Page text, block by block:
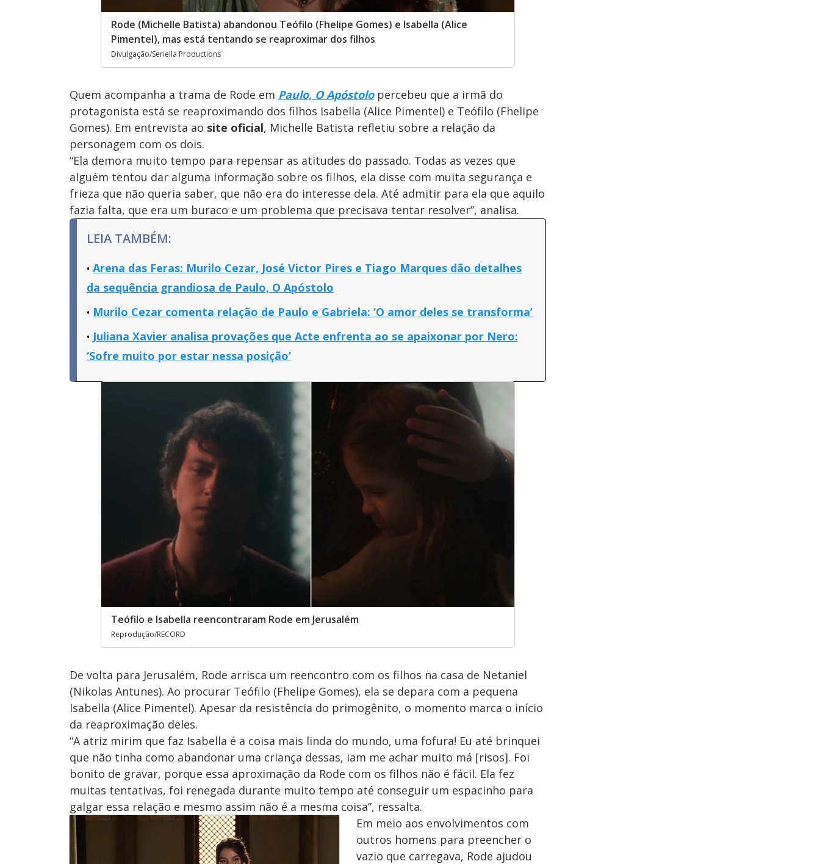
Rode (Michelle Batista) abandonou Teófilo (Fhelipe Gomes) e Isabella (Alice
Pimentel), mas está tentando se reaproximar dos filhos
Divulgação/Seriella Productions
Quem acompanha a trama de Rode em Paulo, O Apóstolopercebeu que a irmã do
protagonista está se reaproximando dos filhos Isabella (Alice Pimentel) e Teófilo (Fhelipe
Gomes). Em entrevista ao site oficial, Michelle Batista refletiu sobre a relação da
personagem com os dois.
“Ela demora muito tempo para repensar as atitudes do passado. Todas as vezes que
alguém tentou dar alguma informação sobre os filhos, ela disse com muita segurança e
frieza que não queria saber, que não era do interesse dela. Até admitir para ela que aquilo
fazia falta, que era um buraco e um problema que precisava tentar resolver”, analisa.
LEIA TAMBÉM:
Arena das Feras: Murilo Cezar, José Victor Pires e Tiago Marques dão detalhes
da sequência grandiosa de Paulo, O Apóstolo
Murilo Cezar comenta relação de Paulo e Gabriela: ‘O amor deles se transforma’
Juliana Xavier analisa provações que Acte enfrenta ao se apaixonar por Nero:
‘Sofre muito por estar nessa posição’
Teófilo e Isabella reencontraram Rode em Jerusalém
Reprodução/RECORD
De volta para Jerusalém, Rode arrisca um reencontro com os filhos na casa de Netaniel
(Nikolas Antunes). Ao procurar Teófilo (Fhelipe Gomes), ela se depara com a pequena
Isabella (Alice Pimentel). Apesar da resistência do primogênito, o momento marca o início
da reaproximação deles.
“A atriz mirim que faz Isabella é a coisa mais linda do mundo, uma fofura! Eu até brinquei
que não tinha como abandonar uma criança dessas, iam me achar muito má [risos]. Foi
bonito de gravar, porque essa aproximação da Rode com os filhos não é fácil. Ela fez
muitas tentativas, foi renegada durante muito tempo até conseguir um espacinho para
galgar essa relação e mesmo assim não é a mesma coisa”, ressalta.
Em meio aos envolvimentos com
outros homens para preencher o
vazio que carregava, Rode ajudou